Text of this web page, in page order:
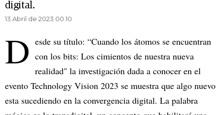
digital.
13 Abril de 2023 00.10
D esde su título: “Cuando los átomos se encuentran
con los bits: Los cimientos de nuestra nueva
realidad" la investigación dada a conocer en el
evento Technology Vision 2023 se muestra que algo nuevo
esta sucediendo en la convergencia digital. La palabra